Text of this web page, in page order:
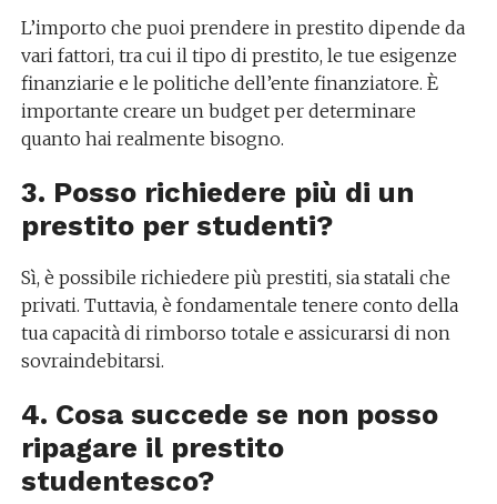
L’importo che puoi prendere in prestito dipende da
vari fattori, tra cui il tipo di prestito, le tue esigenze
finanziarie e le politiche dell’ente finanziatore. È
importante creare un budget per determinare
quanto hai realmente bisogno.
3. Posso richiedere più di un
prestito per studenti?
Sì, è possibile richiedere più prestiti, sia statali che
privati. Tuttavia, è fondamentale tenere conto della
tua capacità di rimborso totale e assicurarsi di non
sovraindebitarsi.
4. Cosa succede se non posso
ripagare il prestito
studentesco?